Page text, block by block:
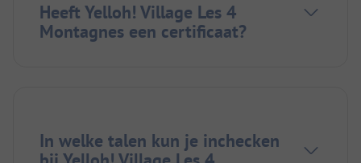
Heeft Yelloh! Village Les 4
Montagnes een certificaat?
In welke talen kun je inchecken